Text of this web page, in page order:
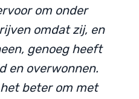
om onder
omdat zij, en
genoeg heeft
en overwonnen.
beter om met